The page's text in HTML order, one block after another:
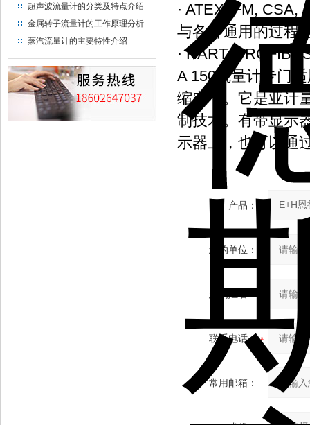
超声波流量计的分类及特点介绍
金属转子流量计的工作原理分析
蒸汽流量计的主要特性介绍
· ATEX, FM, CSA,
与各种通用的过程
· HART,
A 150流量计专门
缩空气。它是亚计
制技术。有带显示
示器上，也可以通
产品：
您的单位：
您的姓名：
联系电话：
常用邮箱：